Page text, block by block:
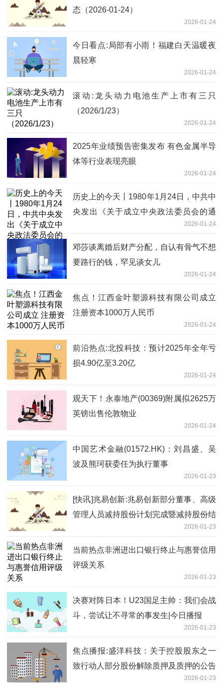
态（2026-01-24）
2026-01-24
今日看点:局部有小雨！福建白天温暖夜
晨轻寒
2026-01-24
滚动:龙头动力电池生产上市有三只
（2026/1/23）
2026-01-24
2025年业绩预告密集发布 有色金属半导
体等行业表现亮眼
2026-01-24
历史上的今天丨1980年1月24日，中共中
央发出《关于成立中央政法委员会的通
2026-01-24
邓莎谈离婚后财产分配，自认有骨气不想
要路行的钱，罕见谈女儿
2026-01-24
焦点！江西金叶塑源科技有限公司成立
注册资本1000万人民币
2026-01-24
前沿热点:北投科技：预计2025年全年亏
损4.90亿至3.20亿
2026-01-24
观天下！永泰地产(00369)附属拟2625万
英镑出售伦敦物业
2026-01-24
中国艺术金融(01572.HK)：刘昌盛、吴
波及熊珂获委任为执行董事
2026-01-23
[快讯]兆易创新:兆易创新部分董事、高级
管理人员减持股份计划完成暨减持股份结
2026-01-23
当前热点非洲进出口银行终止与惠誉信用
评级关系
2026-01-23
决赛对阵日本！U23国足主帅：我们会战
斗，尝试让不寻常的事发生|今日播报
2026-01-23
焦点播报:盛洋科技：关于控股股东之一
致行动人部分股份解除质押及质押的公告
2026-01-23